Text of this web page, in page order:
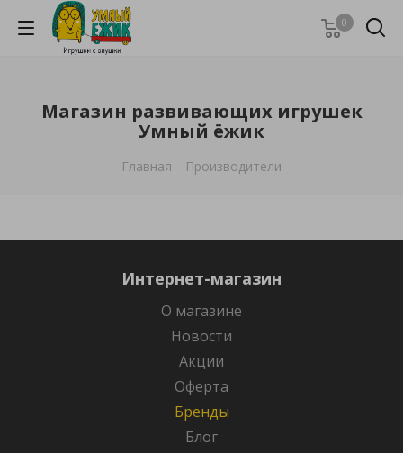
0
Магазин развивающих игрушек
Умный ёжик
Главная - Производители
Интернет-магазин
О магазине
Новости
Акции
Оферта
Бренды
Блог